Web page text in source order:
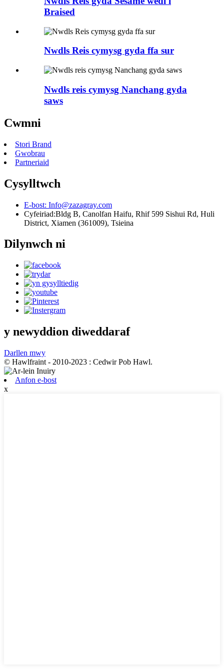
Braised
Nwdls Reis cymysg gyda ffa sur
Nwdls reis cymysg Nanchang gyda
saws
Cwmni
Stori Brand
Gwobrau
Partneriaid
Cysylltwch
E-bost: Info@zazagray.com
Cyfeiriad:Bldg B, Canolfan Haifu, Rhif 599 Sishui Rd, Huli
District, Xiamen (361009), Tsieina
Dilynwch ni
y newyddion diweddaraf
Darllen mwy
© Hawlfraint - 2010-2023 : Cedwir Pob Hawl.
Anfon e-bost
x